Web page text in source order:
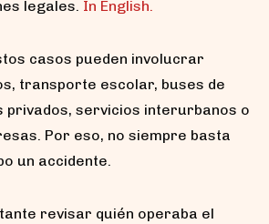
legales. In English.
casos pueden involucrar
transporte escolar, buses de
privados, servicios interurbanos o
Por eso, no siempre basta
un accidente.
revisar quién operaba el